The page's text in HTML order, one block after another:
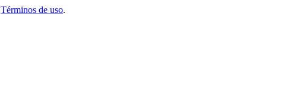
Términos de uso.